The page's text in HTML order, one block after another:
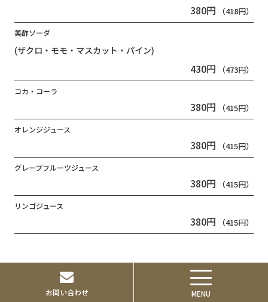
お問い合わせ MENU
380円 （418円）
美酢ソーダ
(ザクロ・モモ・マスカット・パイン)
430円 （473円）
コカ・コーラ
380円 （415円）
オレンジジュース
380円 （415円）
グレープフルーツジュース
380円 （415円）
リンゴジュース
380円 （415円）